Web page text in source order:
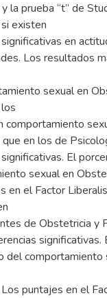
la prueba “t” de
existen
en
Los resultados
sexual en
comportamiento
en los de
El
sexual en
en el Factor
de Obstetricia y
del
puntajes en el